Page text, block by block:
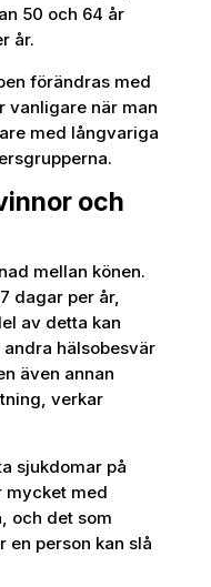
50 och 64 år
år.
förändras med
vanligare när man
med långvariga
och
mellan könen.
dagar per år,
av detta kan
hälsobesvär
även annan
verkar
sjukdomar på
mycket med
och det som
en person kan slå